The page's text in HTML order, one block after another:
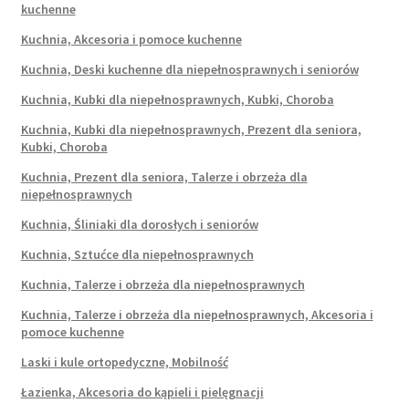
kuchenne
Kuchnia, Akcesoria i pomoce kuchenne
Kuchnia, Deski kuchenne dla niepełnosprawnych i seniorów
Kuchnia, Kubki dla niepełnosprawnych, Kubki, Choroba
Kuchnia, Kubki dla niepełnosprawnych, Prezent dla seniora,
Kubki, Choroba
Kuchnia, Prezent dla seniora, Talerze i obrzeża dla
niepełnosprawnych
Kuchnia, Śliniaki dla dorosłych i seniorów
Kuchnia, Sztućce dla niepełnosprawnych
Kuchnia, Talerze i obrzeża dla niepełnosprawnych
Kuchnia, Talerze i obrzeża dla niepełnosprawnych, Akcesoria i
pomoce kuchenne
Laski i kule ortopedyczne, Mobilność
Łazienka, Akcesoria do kąpieli i pielęgnacji